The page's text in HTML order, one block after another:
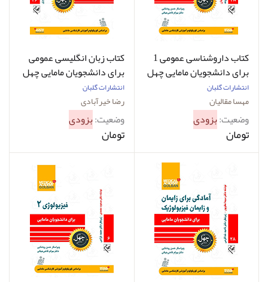
کتاب داروشناسی عمومی 1
برای دانشجویان مامایی چهل
کتاب مامایی 38 مهسا مقالیان
انتشارات گلبان
مهسا مقالیان
وضعیت:بزودی
تومان
کتاب زبان انگلیسی عمومی
برای دانشجویان مامایی چهل
خیرآبادی
انتشارات گلبان
رضا خیرآبادی
وضعیت:بزودی
تومان